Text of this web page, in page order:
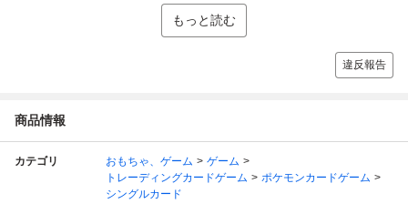
もっと読む
違反報告
商品情報
カテゴリ おもちゃ、ゲーム
ゲーム
トレーディングカードゲーム
ポケモンカードゲーム
シングルカード